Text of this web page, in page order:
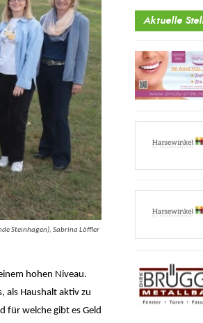
Steinhagen), Sabrina Löffler
hohen Niveau.
als Haushalt aktiv zu
für welche gibt es Geld
Aktuelle